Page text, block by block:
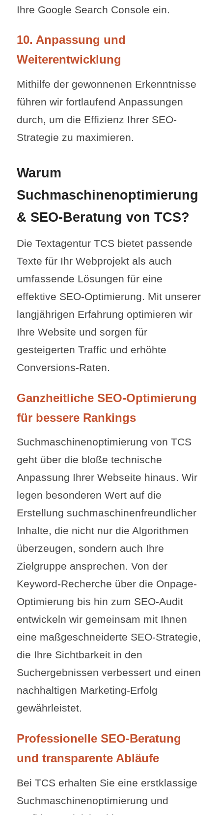
Ihre Google Search Console ein.
10. Anpassung und
Weiterentwicklung
Mithilfe der gewonnenen Erkenntnisse
führen wir fortlaufend Anpassungen
durch, um die Effizienz Ihrer SEO-
Strategie zu maximieren.
Warum
Suchmaschinenoptimierung
& SEO-Beratung von TCS?
Die Textagentur TCS bietet passende
Texte für Ihr Webprojekt als auch
umfassende Lösungen für eine
effektive SEO-Optimierung. Mit unserer
langjährigen Erfahrung optimieren wir
Ihre Website und sorgen für
gesteigerten Traffic und erhöhte
Conversions-Raten.
Ganzheitliche SEO-Optimierung
für bessere Rankings
Suchmaschinenoptimierung von TCS
geht über die bloße technische
Anpassung Ihrer Webseite hinaus. Wir
legen besonderen Wert auf die
Erstellung suchmaschinenfreundlicher
Inhalte, die nicht nur die Algorithmen
überzeugen, sondern auch Ihre
Zielgruppe ansprechen. Von der
Keyword-Recherche über die Onpage-
Optimierung bis hin zum SEO-Audit
entwickeln wir gemeinsam mit Ihnen
eine maßgeschneiderte SEO-Strategie,
die Ihre Sichtbarkeit in den
Suchergebnissen verbessert und einen
nachhaltigen Marketing-Erfolg
gewährleistet.
Professionelle SEO-Beratung
und transparente Abläufe
Bei TCS erhalten Sie eine erstklassige
Suchmaschinenoptimierung und